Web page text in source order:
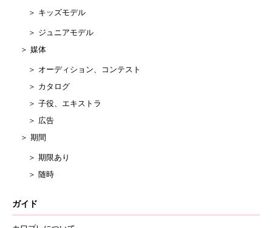
＞ キッズモデル
＞ ジュニアモデル
＞ 媒体
＞ オーディション、コンテスト
＞ カタログ
＞ 子役、エキストラ
＞ 広告
＞ 期間
＞ 期限あり
＞ 随時
ガイド